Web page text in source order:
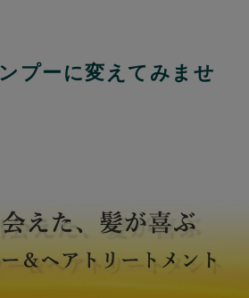
プーに変えてみませ